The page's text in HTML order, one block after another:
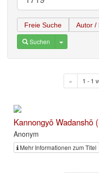
Freie Suche Autor /
Suchen Toggle
« 1 - 1
Kannongyō Wadanshō
Anonym
Mehr Informationen zum Titel